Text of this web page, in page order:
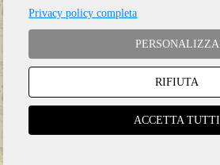
Anno:2026
Privacy policy completa
PERSONALIZZA
RIFIUTA
ACCETTA TUTTI